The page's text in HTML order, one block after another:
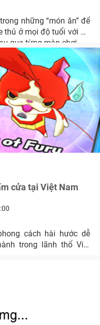
những “món ăn” để
ở mọi độ tuổi với đa
qua từng màn chơi.
cửa tại Việt Nam
cách hài hước dễ
trong lãnh thổ Việt